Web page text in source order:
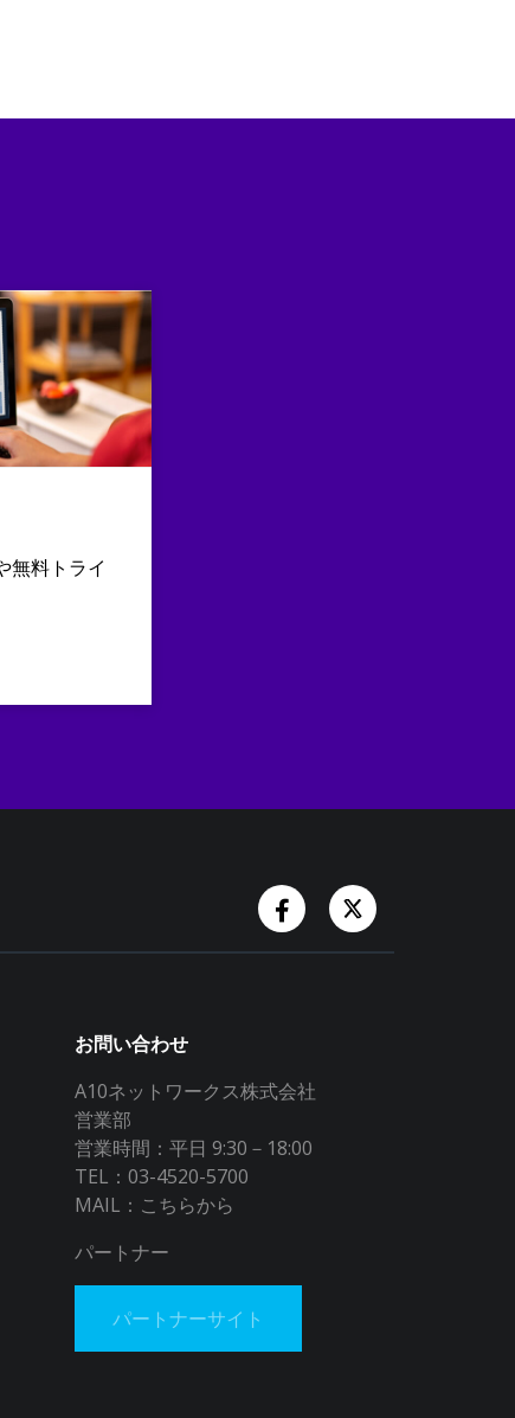
無料トライ
Facebook Account
Twitter Account
お問い合わせ
A10ネットワークス株式会社
営業部
営業時間：平日 9:30－18:00
TEL：03-4520-5700
MAIL： こちらから
パートナー
パートナーサイト